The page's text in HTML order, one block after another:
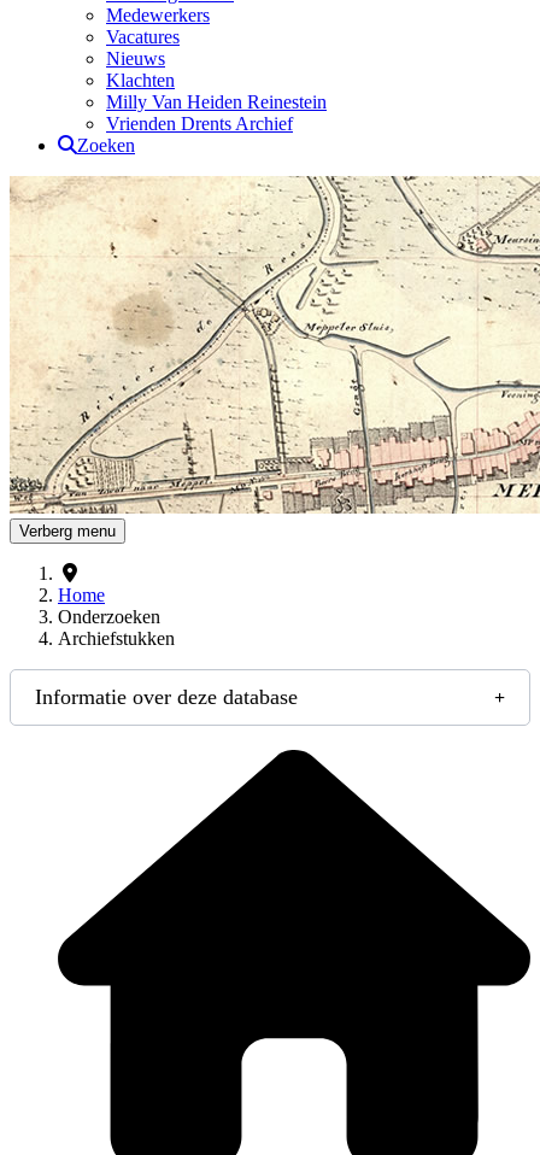
Medewerkers
Vacatures
Nieuws
Klachten
Milly Van Heiden Reinestein
Vrienden Drents Archief
Zoeken
Drents Archief
Verberg menu
Home
Onderzoeken
Archiefstukken
Informatie over deze database